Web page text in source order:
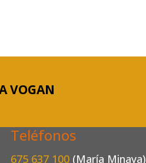
VOGAN
Teléfonos
675 637 100 (María Minaya)